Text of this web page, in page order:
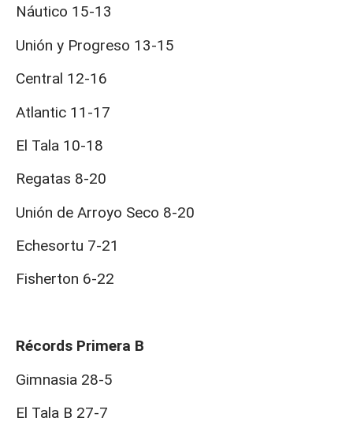
Náutico 15-13
Unión y Progreso 13-15
Central 12-16
Atlantic 11-17
El Tala 10-18
Regatas 8-20
Unión de Arroyo Seco 8-20
Echesortu 7-21
Fisherton 6-22
Récords Primera B
Gimnasia 28-5
El Tala B 27-7